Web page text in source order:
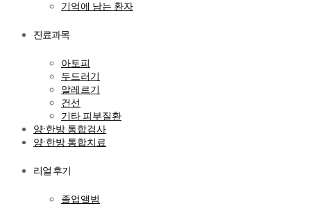
기억에 남는 환자
진료과목
아토피
두드러기
알레르기
건선
기타 피부질환
양·한방 통합검사
양·한방 통합치료
리얼 후기
졸업앨범